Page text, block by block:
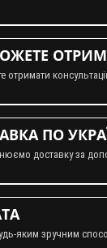
отримати
ПО
доставку за
яким зручним